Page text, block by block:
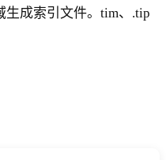
成索引文件。tim、.tip